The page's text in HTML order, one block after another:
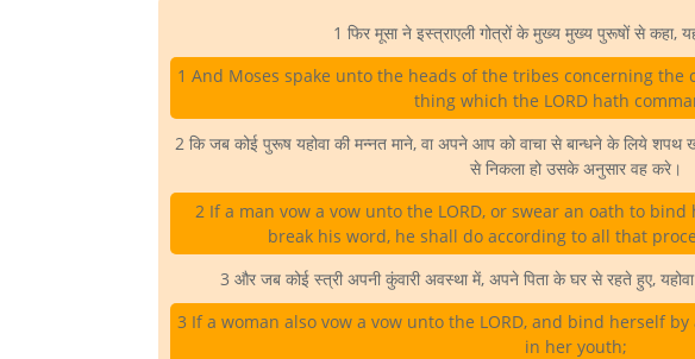
1 फिर मूसा ने इस्त्राएली गोत्रों के मुख्य मुख्य पुरूषों से कहा,
1 And Moses spake unto the heads of the tribes concerning the
thing which the LORD hath
2 कि जब कोई पुरूष यहोवा की मन्नत माने, वा अपने आप को वाचा से बान्धने के लिये
से निकला हो उसके अनुसार वह करे।
2 If a man vow a vow unto the LORD, or swear an oath to
break his word, he shall do according to all that
3 और जब कोई स्त्री अपनी कुंवारी अवस्था में, अपने पिता के घर से रहते हुए, यहोवा
3 If a woman also vow a vow unto the LORD, and bind herself
in her youth;